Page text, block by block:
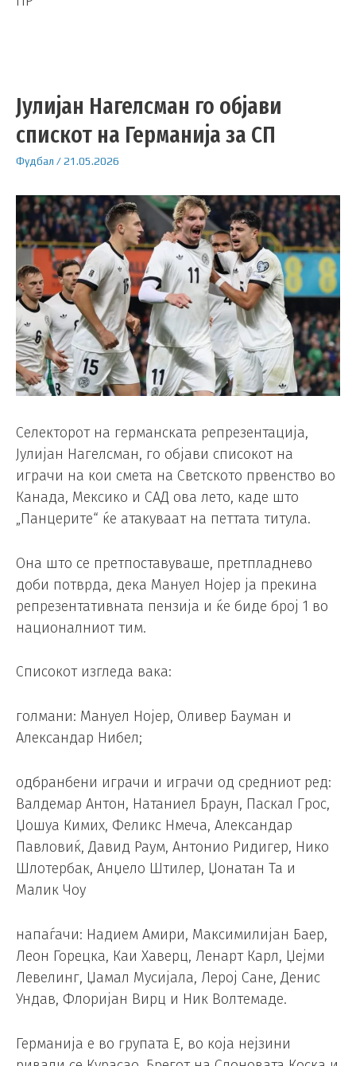
Јулијан Нагелсман го објави
спискот на Германија за СП
Фудбал /21.05.2026
Селекторот на германската репрезентација,
Јулијан Нагелсман, го објави списокот на
играчи на кои смета на Светското првенство во
Канада, Мексико и САД ова лето, каде што
„Панцерите“ ќе атакуваат на петтата титула.
Она што се претпоставуваше, претпладнево
доби потврда, дека Мануел Нојер ја прекина
репрезентативната пензија и ќе биде број 1 во
националниот тим.
Списокот изгледа вака:
голмани: Мануел Нојер, Оливер Бауман и
Александар Нибел;
одбранбени играчи и играчи од средниот ред:
Валдемар Антон, Натаниел Браун, Паскал Грос,
Џошуа Кимих, Феликс Нмеча, Александар
Павловиќ, Давид Раум, Антонио Ридигер, Нико
Шлотербак, Анџело Штилер, Џонатан Та и
Малик Чоу
напаѓачи: Надием Амири, Максимилијан Баер,
Леон Горецка, Каи Хаверц, Ленарт Карл, Џејми
Левелинг, Џамал ​​Мусијала, Лерој Сане, Денис
Ундав, Флоријан Вирц и Ник Волтемаде.
Германија е во групата Е, во која нејзини